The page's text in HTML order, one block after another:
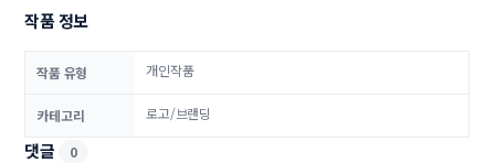
작품 정보
작품 유형 개인작품
카테고리 로고/브랜딩
댓글 0